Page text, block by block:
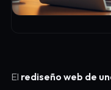
El rediseño web de